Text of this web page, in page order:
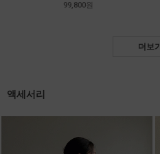
99,800원
더보기
액세서리